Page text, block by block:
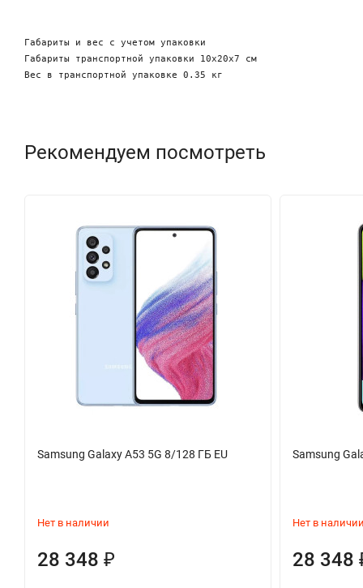
Габариты и вес с учетом упаковки
Габариты транспортной упаковки 10х20х7 см
Рекомендуем посмотреть
Samsung Galaxy A53 5G 8/128 ГБ EU
Нет в наличии
28 348 ₽
Samsung
Нет в
28 348